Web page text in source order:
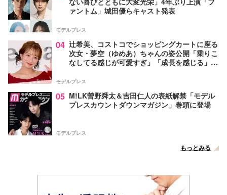
ァントム」城田優らキャスト発表
モデルプレス
04 辻希美、コストコでショッピングカートに座る
次女・夢空（ゆめあ）ちゃんの姿公開「乗りこ
なしてる感じが可愛すぎ」「成長を感じる」の
モデルプレス
05 M!LK曽野舜太＆吉田仁人の表紙解禁「モデル
プレスカウントダウンマガジン」巻頭に登場
モデルプレス
もっとみる